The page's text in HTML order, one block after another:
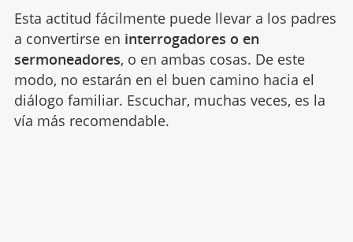
Esta actitud fácilmente puede llevar a los padres
a convertirse en interrogadores o en
sermoneadores, o en ambas cosas. De este
modo, no estarán en el buen camino hacia el
diálogo familiar. Escuchar, muchas veces, es la
vía más recomendable.